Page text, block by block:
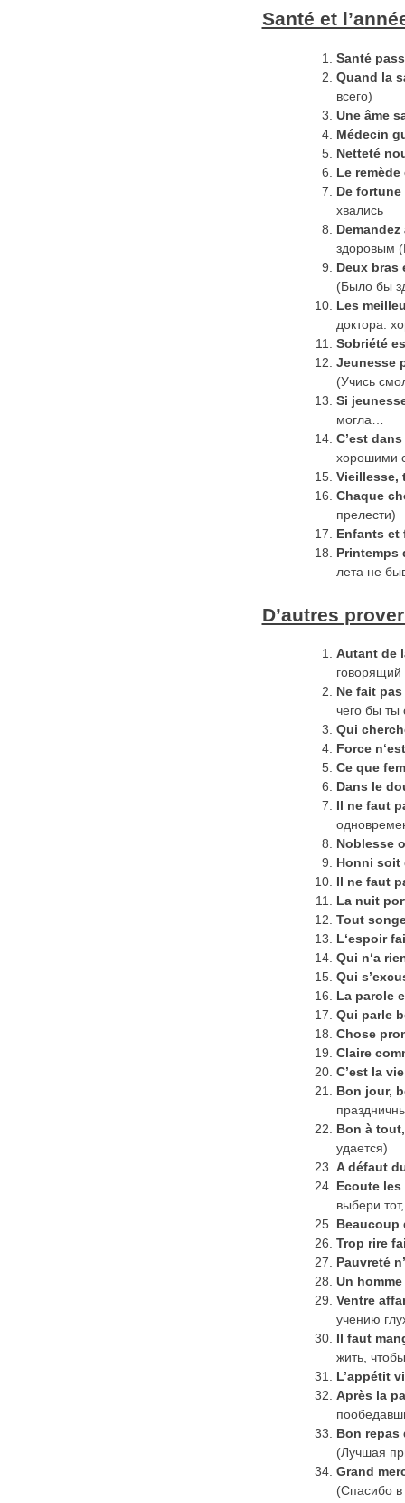
Santé et
Santé
Quand la
всего)
Une âme
Médecin
Netteté
Le remède
De
хвались
Demandez
здоровым
Deux bras
(Было бы
Les
доктора:
Sobriété
Jeunesse
(Учись
Si
могла…
C’est
хорошими
Vieillesse,
Chaque
прелести)
Enfants et
Printemps
лета не
D’autres
Autant de
говорящий
Ne fait
чего бы ты
Qui
Force n‘est
Ce que
Dans le
Il ne faut
Noblesse
Honni soit
Il ne faut
La nuit
Tout
L‘espoir
Qui n‘a
Qui
La parole
Qui parle
Chose
Claire
C’est la vie
Bon jour,
Bon à tout
удается)
A défaut
Ecoute
выбери
Trop rire
Pauvreté n’
Un homme
Ventre
учению
Il faut
жить,
L’appétit
Après la
Bon repas
(Лучшая
Grand
(Спасибо